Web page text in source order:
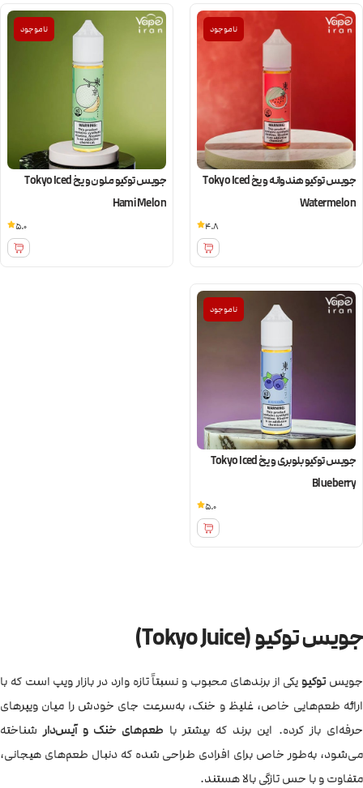
ناموجود
جویس توکیو هندوانه و یخ Tokyo Iced
Watermelon
4.8
ناموجود
جویس توکیو ملون و یخ Tokyo Iced
Hami Melon
5.0
ناموجود
جویس توکیو بلوبری و یخ Tokyo Iced
Blueberry
5.0
جویس توکیو (Tokyo Juice)
جویستوکیو یکی از برندهای محبوب و نسبتاً تازه‌ وارد در بازار ویپ است که با
ارائه طعم‌هایی خاص، غلیظ و خنک، به‌سرعت جای خودش را میان ویپرهای
حرفه‌ای باز کرده. این برند که بیشتر با طعم‌های خنک و آیس‌دار شناخته
می‌شود، به‌طور خاص برای افرادی طراحی شده که دنبال طعم‌های هیجانی،
متفاوت و با حس تازگی بالا هستند.